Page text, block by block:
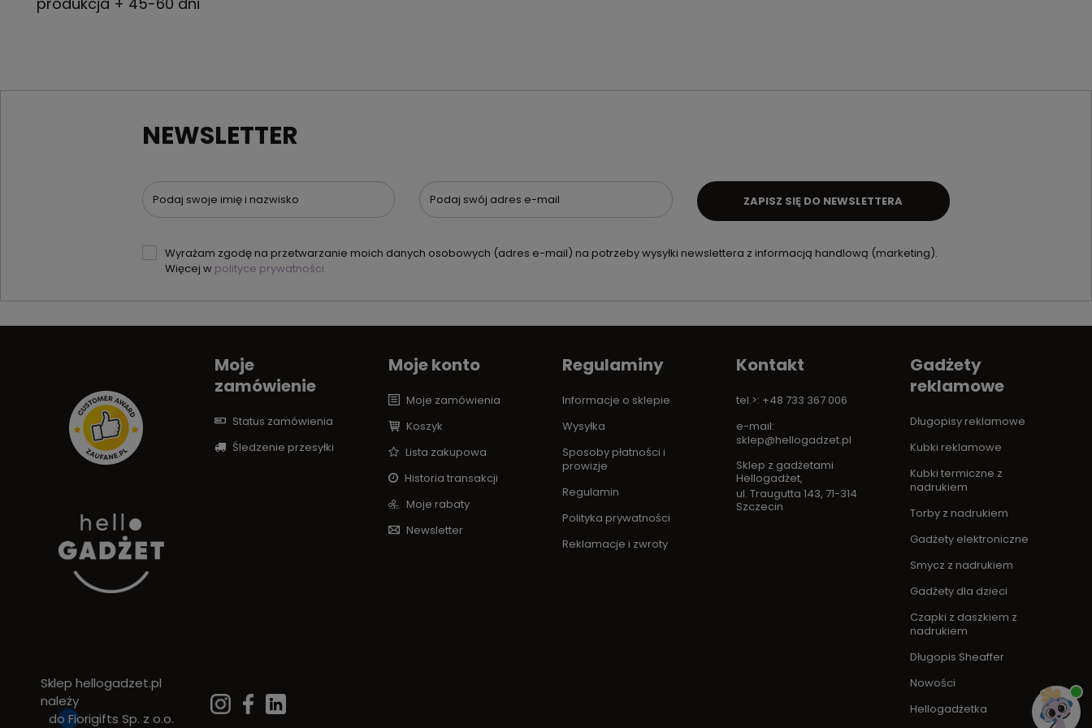
NEWSLETTER
Podaj swoje imię i nazwisko Podaj swój adres e-mail
Wyrażam zgodę na przetwarzanie moich danych osobowych (adres e-mail) na potrzeby wysyłki newslettera z informacją handlową (marketing).
Więcej w polityce prywatności.
ZAPISZ SIĘ DO NEWSLETTERA
Sklep hellogadzet.pl
należy
do Fiorigifts Sp. z o.o.
Moje
zamówienie
Status zamówienia
Śledzenie przesyłki
Moje konto
Moje zamówienia
Koszyk
Lista zakupowa
Historia transakcji
Moje rabaty
Newsletter
Regulaminy
Informacje o sklepie
Wysyłka
Sposoby płatności i
prowizje
Regulamin
Polityka prywatności
Reklamacje i zwroty
Kontakt
tel.>: +48 733 367 006
e-mail:
sklep@hellogadzet.pl
Sklep z gadżetami
Hellogadżet,
ul. Traugutta 143, 71-314
Szczecin
Gadżety
reklamowe
Długopisy reklamowe
Kubki reklamowe
Kubki termiczne z
nadrukiem
Torby z nadrukiem
Gadżety elektroniczne
Smycz z nadrukiem
Gadżety dla dzieci
Czapki z daszkiem z
nadrukiem
Długopis Sheaffer
Nowości
Hellogadżetka